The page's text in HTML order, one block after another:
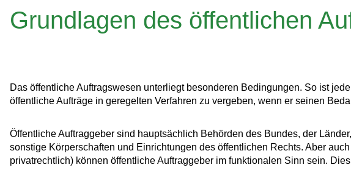
Grundlagen des öffentlichen
Das öffentliche Auftragswesen unterliegt besonderen Bedingungen. So ist
öffentliche Aufträge in geregelten Verfahren zu vergeben, wenn er seinen
Öffentliche Auftraggeber sind hauptsächlich Behörden des Bundes, der
sonstige Körperschaften und Einrichtungen des öffentlichen Rechts. Aber
privatrechtlich) können öffentliche Auftraggeber im funktionalen Sinn sein.